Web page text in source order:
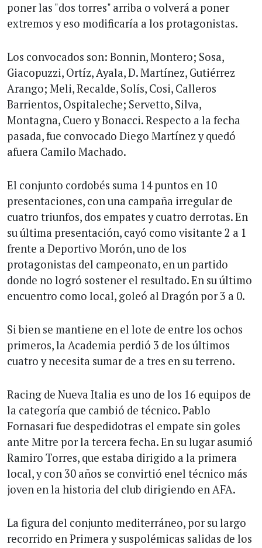
poner las "dos torres" arriba o volverá a poner
extremos y eso modificaría a los protagonistas.
Los convocados son: Bonnin, Montero; Sosa,
Giacopuzzi, Ortíz, Ayala, D. Martínez, Gutiérrez
Arango; Meli, Recalde, Solís, Cosi, Calleros
Barrientos, Ospitaleche; Servetto, Silva,
Montagna, Cuero y Bonacci. Respecto a la fecha
pasada, fue convocado Diego Martínez y quedó
afuera Camilo Machado.
El conjunto cordobés suma 14 puntos en 10
presentaciones, con una campaña irregular de
cuatro triunfos, dos empates y cuatro derrotas. En
su última presentación, cayó como visitante 2 a 1
frente a Deportivo Morón, uno de los
protagonistas del campeonato, en un partido
donde no logró sostener el resultado. En su último
encuentro como local, goleó al Dragón por 3 a 0.
Si bien se mantiene en el lote de entre los ochos
primeros, la Academia perdió 3 de los últimos
cuatro y necesita sumar de a tres en su terreno.
Racing de Nueva Italia es uno de los 16 equipos de
la categoría que cambió de técnico. Pablo
Fornasari fue despedidotras el empate sin goles
ante Mitre por la tercera fecha. En su lugar asumió
Ramiro Torres, que estaba dirigido a la primera
local, y con 30 años se convirtió enel técnico más
joven en la historia del club dirigiendo en AFA.
La figura del conjunto mediterráneo, por su largo
recorrido en Primera y suspolémicas salidas de los